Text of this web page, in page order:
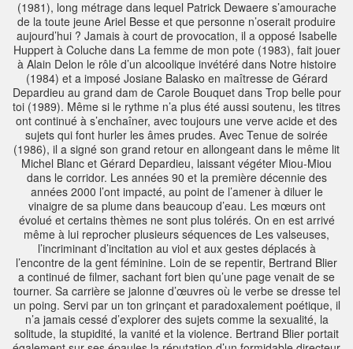
(1981), long métrage dans lequel Patrick Dewaere s’amourache
de la toute jeune Ariel Besse et que personne n’oserait produire
aujourd’hui ? Jamais à court de provocation, il a opposé Isabelle
Huppert à Coluche dans La femme de mon pote (1983), fait jouer
à Alain Delon le rôle d’un alcoolique invétéré dans Notre histoire
(1984) et a imposé Josiane Balasko en maîtresse de Gérard
Depardieu au grand dam de Carole Bouquet dans Trop belle pour
toi (1989). Même si le rythme n’a plus été aussi soutenu, les titres
ont continué à s’enchaîner, avec toujours une verve acide et des
sujets qui font hurler les âmes prudes. Avec Tenue de soirée
(1986), il a signé son grand retour en allongeant dans le même lit
Michel Blanc et Gérard Depardieu, laissant végéter Miou-Miou
dans le corridor. Les années 90 et la première décennie des
années 2000 l’ont impacté, au point de l’amener à diluer le
vinaigre de sa plume dans beaucoup d’eau. Les mœurs ont
évolué et certains thèmes ne sont plus tolérés. On en est arrivé
même à lui reprocher plusieurs séquences de Les valseuses,
l’incriminant d’incitation au viol et aux gestes déplacés à
l’encontre de la gent féminine. Loin de se repentir, Bertrand Blier
a continué de filmer, sachant fort bien qu’une page venait de se
tourner. Sa carrière se jalonne d’œuvres où le verbe se dresse tel
un poing. Servi par un ton grinçant et paradoxalement poétique, il
n’a jamais cessé d’explorer des sujets comme la sexualité, la
solitude, la stupidité, la vanité et la violence. Bertrand Blier portait